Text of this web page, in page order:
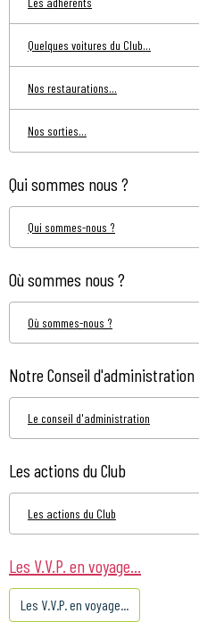
Quelques voitures du Club...
Nos restaurations...
Nos sorties...
Qui sommes nous ?
Qui sommes-nous ?
Où sommes nous ?
Où sommes-nous ?
Notre Conseil d'administration
Le conseil d'administration
Les actions du Club
Les actions du Club
Les V.V.P. en voyage...
Les V.V.P. en voyage...